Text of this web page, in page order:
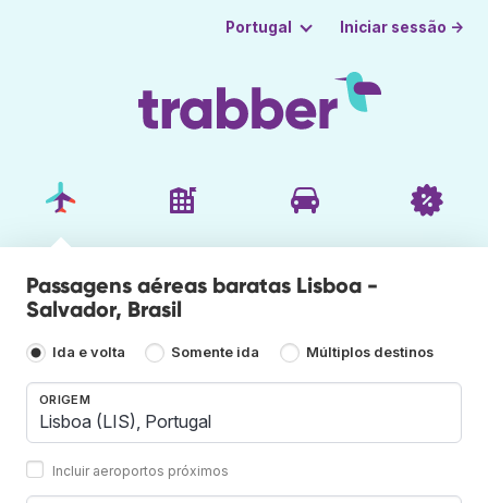
Portugal Iniciar sessão →
Passagens aéreas baratas Lisboa -
Salvador, Brasil
Ida e volta Somente ida Múltiplos destinos
ORIGEM
Incluir aeroportos próximos